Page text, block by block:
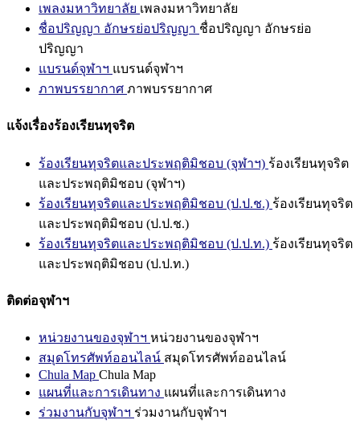
เพลงมหาวิทยาลัย เพลงมหาวิทยาลัย
ชื่อปริญญา อักษรย่อปริญญา ชื่อปริญญา อักษรย่อ
ปริญญา
แบรนด์จุฬาฯ แบรนด์จุฬาฯ
ภาพบรรยากาศ ภาพบรรยากาศ
แจ้งเรื่องร้องเรียนทุจริต
ร้องเรียนทุจริตและประพฤติมิชอบ (จุฬาฯ) ร้องเรียนทุจริต
และประพฤติมิชอบ (จุฬาฯ)
ร้องเรียนทุจริตและประพฤติมิชอบ (ป.ป.ช.) ร้องเรียนทุจริต
และประพฤติมิชอบ (ป.ป.ช.)
ร้องเรียนทุจริตและประพฤติมิชอบ (ป.ป.ท.) ร้องเรียนทุจริต
และประพฤติมิชอบ (ป.ป.ท.)
ติดต่อจุฬาฯ
หน่วยงานของจุฬาฯ หน่วยงานของจุฬาฯ
สมุดโทรศัพท์ออนไลน์ สมุดโทรศัพท์ออนไลน์
Chula Map Chula Map
แผนที่และการเดินทาง แผนที่และการเดินทาง
ร่วมงานกับจุฬาฯ ร่วมงานกับจุฬาฯ